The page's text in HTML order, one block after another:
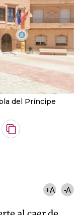
del Príncipe
Copiar
+A -A